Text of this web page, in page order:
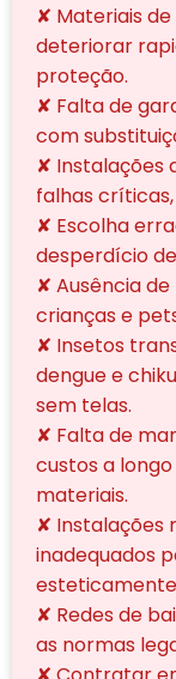
✘ Materiais
deteriorar
proteção.
✘ Falta de
com
✘ Instalações
falhas
✘ Escolha
desperdício
✘ Ausência
crianças e
✘ Insetos
dengue e
sem telas.
✘ Falta de
custos a
materiais.
✘ Instalações
inadequados
✘ Redes de
as normas